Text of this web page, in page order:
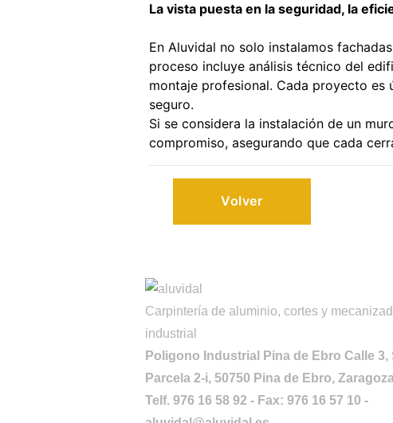
La vista puesta en la seguridad, la
En Aluvidal no solo instalamos
proceso incluye análisis técnico del
montaje profesional. Cada proyecto es
seguro.
Si se considera la instalación de un
compromiso, asegurando que cada
Volver
Carpintería de aluminio, cortes y
industrial
Poligono Industrial Pina de Ebro Calle 3,
Parcela 2-i, 50750 Pina de Ebro,
Telf. 976 16 58 92 - Fax: 976 16 57 10 -